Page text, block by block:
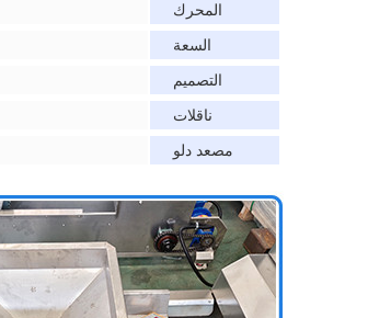
المحرك
السعة
التصميم
ناقلات
مصعد دلو